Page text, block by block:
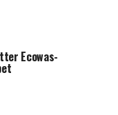
Ecowas-